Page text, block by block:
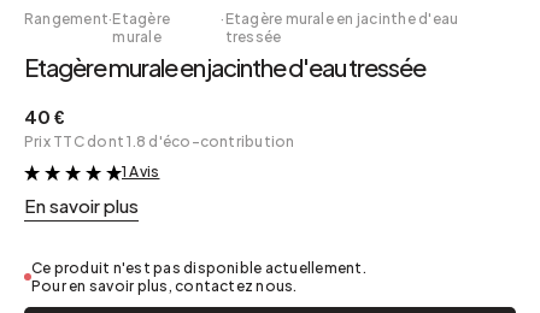
Rangement·Etagère
murale
· Etagère murale en jacinthe d'eau
tressée
Etagère murale en jacinthe d'eau tressée
40 €
Prix TTC dont 1.8 d'éco-contribution
&
1 Avis
En savoir plus
Ce produit n'est pas disponible actuellement.
Pour en savoir plus, contactez nous.